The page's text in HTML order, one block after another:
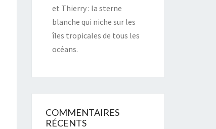
et Thierry : la sterne
blanche qui niche sur les
îles tropicales de tous les
océans.
COMMENTAIRES
RÉCENTS